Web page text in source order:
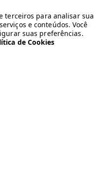
terceiros para analisar sua
e conteúdos. Você
suas preferências.
de Cookies
the brand